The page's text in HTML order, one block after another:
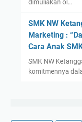
dimuliakan ol…
SMK NW
Marketing :
Cara Anak
SMK NW
komitmennya